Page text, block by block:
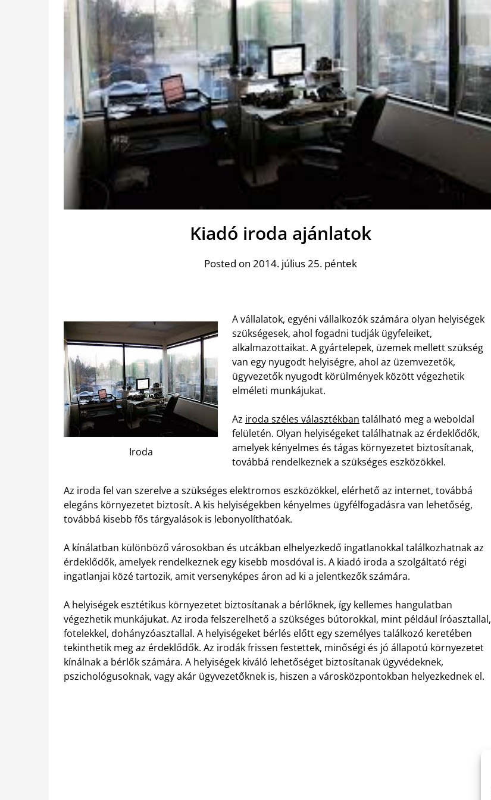
Kiadó iroda ajánlatok
Posted on 2014. július 25. péntek
Iroda
A vállalatok, egyéni vállalkozók számára olyan helyiségek
szükségesek, ahol fogadni tudják ügyfeleiket,
alkalmazottaikat. A gyártelepek, üzemek mellett szükség
van egy nyugodt helyiségre, ahol az üzemvezetők,
ügyvezetők nyugodt körülmények között végezhetik
elméleti munkájukat.
Az iroda széles választékban található meg a weboldal
felületén. Olyan helyiségeket találhatnak az érdeklődők,
amelyek kényelmes és tágas környezetet biztosítanak,
továbbá rendelkeznek a szükséges eszközökkel.
Az iroda fel van szerelve a szükséges elektromos eszközökkel, elérhető az internet, továbbá
elegáns környezetet biztosít. A kis helyiségekben kényelmes ügyfélfogadásra van lehetőség,
továbbá kisebb fős tárgyalások is lebonyolíthatóak.
A kínálatban különböző városokban és utcákban elhelyezkedő ingatlanokkal találkozhatnak az
érdeklődők, amelyek rendelkeznek egy kisebb mosdóval is. A kiadó iroda a szolgáltató régi
ingatlanjai közé tartozik, amit versenyképes áron ad ki a jelentkezők számára.
A helyiségek esztétikus környezetet biztosítanak a bérlőknek, így kellemes hangulatban
végezhetik munkájukat. Az iroda felszerelhető a szükséges bútorokkal, mint például íróasztallal,
fotelekkel, dohányzóasztallal. A helyiségeket bérlés előtt egy személyes találkozó keretében
tekinthetik meg az érdeklődők. Az irodák frissen festettek, minőségi és jó állapotú környezetet
kínálnak a bérlők számára. A helyiségek kiváló lehetőséget biztosítanak ügyvédeknek,
pszichológusoknak, vagy akár ügyvezetőknek is, hiszen a városközpontokban helyezkednek el.